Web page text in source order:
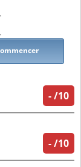
-/10
-/10